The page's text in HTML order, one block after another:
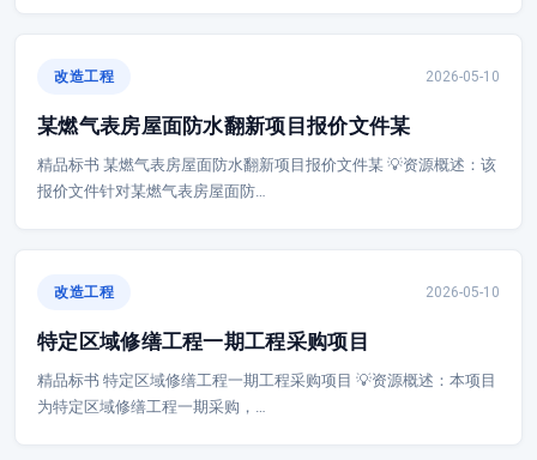
改造工程 2026-05-10
某燃气表房屋面防水翻新项目报价文件某
精品标书 某燃气表房屋面防水翻新项目报价文件某 💡资源概述：该
报价文件针对某燃气表房屋面防…
改造工程 2026-05-10
特定区域修缮工程一期工程采购项目
精品标书 特定区域修缮工程一期工程采购项目 💡资源概述：本项目
为特定区域修缮工程一期采购，…